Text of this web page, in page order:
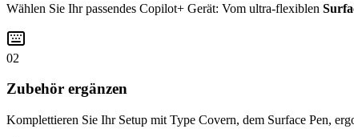
Wählen Sie Ihr passendes Copilot+ Gerät: Vom ultra-flexiblen
02
Zubehör ergänzen
Komplettieren Sie Ihr Setup mit Type Covern, dem Surface Pen,